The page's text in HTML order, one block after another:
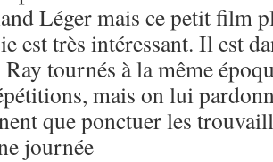
Léger mais ce petit film
est très intéressant. Il est
tournés à la même
mais on lui
que ponctuer les
journée